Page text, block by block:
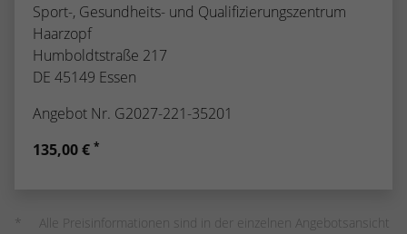
Sport-, Gesundheits- und Qualifizierungszentrum
Haarzopf
Humboldtstraße 217
DE 45149 Essen
Angebot Nr. G2027-221-35201
135,00 € *
Alle Preisinformationen sind in der einzelnen Angebotsansicht